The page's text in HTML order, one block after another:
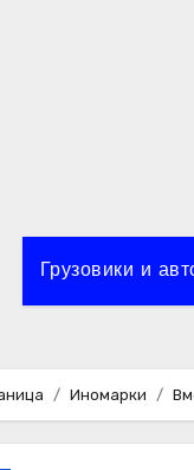
Грузовики и
Иномарки